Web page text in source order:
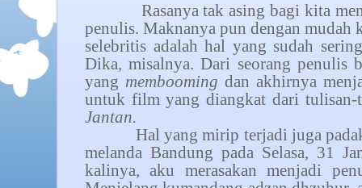
Rasanya tak asing bagi kita
penulis. Maknanya pun dengan mudah
selebritis adalah hal yang sudah
Dika, misalnya. Dari seorang penulis
yang membooming dan akhirnya
untuk film yang diangkat dari tulisan-
Jantan.
Hal yang mirip terjadi juga
melanda Bandung pada Selasa, 31
kalinya, aku merasakan menjadi